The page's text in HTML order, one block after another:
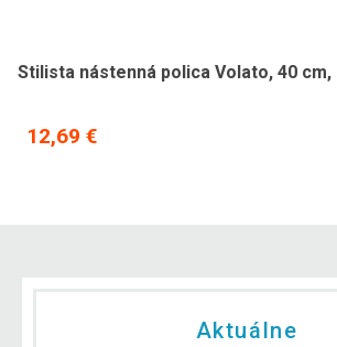
Stilista nástenná polica Volato, 40
12,69 €
Aktuálne